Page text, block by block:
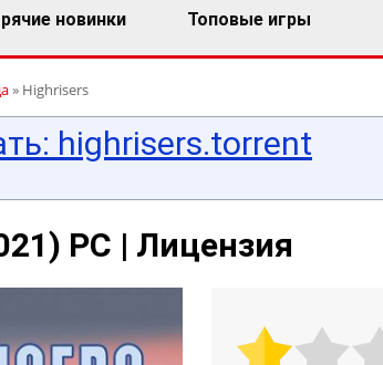
новинки Топовые игры
» Highrisers
highrisers.torrent
PC | Лицензия